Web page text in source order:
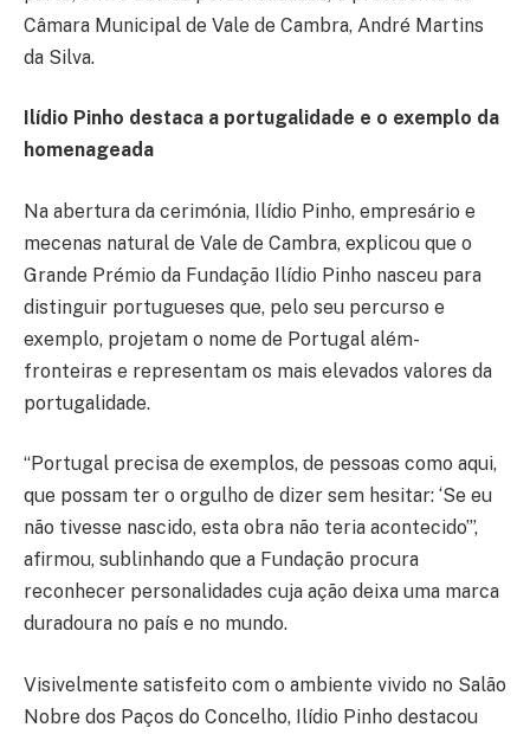
Câmara Municipal de Vale de Cambra, André Martins
da Silva.
Ilídio Pinho destaca a portugalidade e o exemplo da
homenageada
Na abertura da cerimónia, Ilídio Pinho, empresário e
mecenas natural de Vale de Cambra, explicou que o
Grande Prémio da Fundação Ilídio Pinho nasceu para
distinguir portugueses que, pelo seu percurso e
exemplo, projetam o nome de Portugal além-
fronteiras e representam os mais elevados valores da
portugalidade.
“Portugal precisa de exemplos, de pessoas como aqui,
que possam ter o orgulho de dizer sem hesitar: ‘Se eu
não tivesse nascido, esta obra não teria acontecido’”,
afirmou, sublinhando que a Fundação procura
reconhecer personalidades cuja ação deixa uma marca
duradoura no país e no mundo.
Visivelmente satisfeito com o ambiente vivido no Salão
Nobre dos Paços do Concelho, Ilídio Pinho destacou